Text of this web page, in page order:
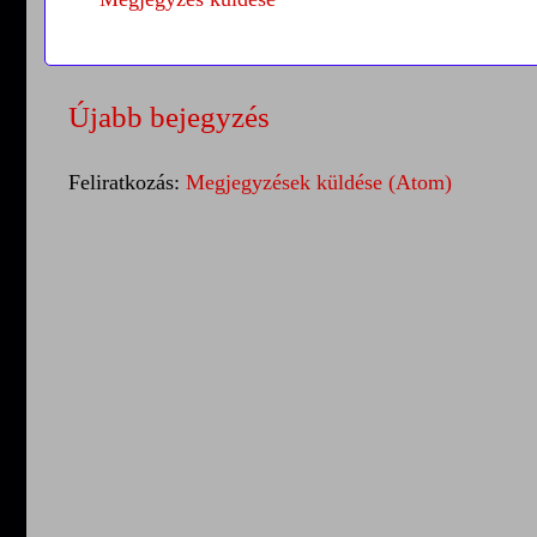
Újabb bejegyzés
Feliratkozás: Megjegyzések küldése (Atom)